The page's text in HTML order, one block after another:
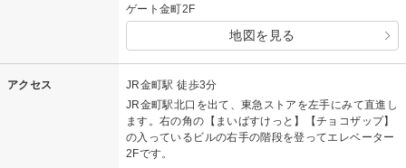
ゲート金町2F
地図を見る
アクセス
JR金町駅 徒歩3分
JR金町駅北口を出て、東急ストアを左手にみて直進し
ます。右の角の【まいばすけっと】【チョコザップ】
の入っているビルの右手の階段を登ってエレベーター
2Fです。